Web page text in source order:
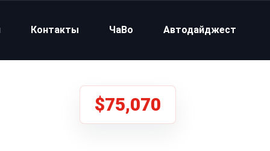
Контакты ЧаВо Автодайджест
$75,070